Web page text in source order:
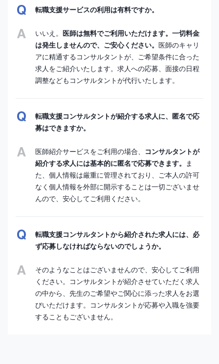
転職支援サービスの利用は有料ですか。
いいえ。 医師は無料でご利用いただけます。一切料金
は発生しませんので、ご安心ください。 医師のキャリ
アに精通するコンサルタントが、ご希望条件に合った
求人をご紹介いたします。求人への応募、面接の日程
調整などもコンサルタントが代行いたします。
転職支援コンサルタントが紹介する求人に、匿名で応
募はできますか。
医師紹介サービスをご利用の場合、
コンサルタントが
紹介する求人には基本的に匿名で応募できます。 ま
た、個人情報は厳重に管理されており、ご本人の許可
なく個人情報を外部に開示することは一切ございませ
んので、安心してご利用ください。
転職支援コンサルタントから紹介された求人には、必
ず応募しなければならないのでしょうか。
そのようなことはございませんので、安心してご利用
ください。コンサルタントが紹介させていただく求人
の中から、先生のご希望やご関心に添った求人をお選
びいただけます。コンサルタントが応募や入職を強要
することもございません。